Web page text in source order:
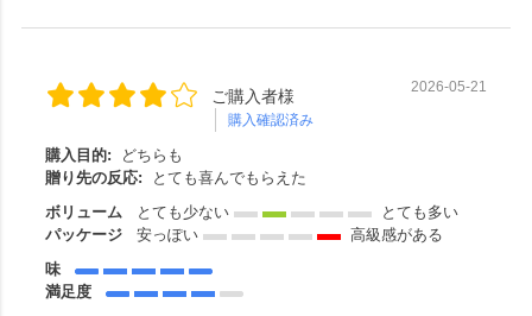
ご購入者様
購入確認済み
2026-05-21
購入目的:
どちらも
贈り先の反応:
とても喜んでもらえた
ボリューム
とても少ない
とても多い
パッケージ
安っぽい
高級感がある
味
満足度